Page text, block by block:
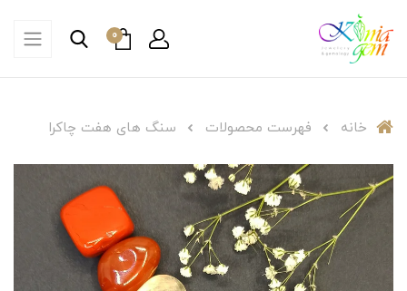
0
خانه فهرست محصولات سنگ های هفت چاکرا